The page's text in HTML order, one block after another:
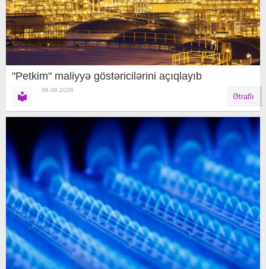
"Petkim" maliyyə göstəricilərini açıqlayıb
06.08.2026
Ətraflı